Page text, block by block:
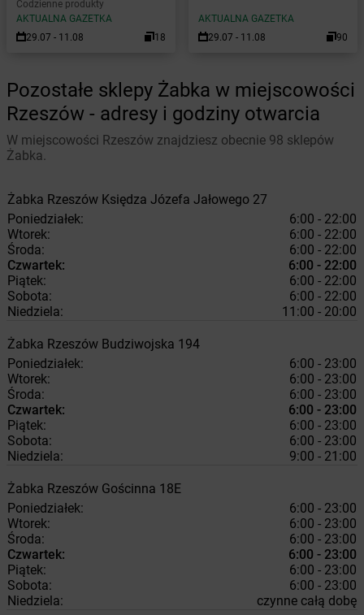
Codzienne produkty
AKTUALNA GAZETKA
29.07 - 11.08
18
AKTUALNA GAZETKA
29.07 - 11.08
90
Pozostałe sklepy Żabka w miejscowości
Rzeszów - adresy i godziny otwarcia
W miejscowości Rzeszów znajdziesz obecnie 98 sklepów
Żabka.
Żabka Rzeszów Księdza Józefa Jałowego 27
Poniedziałek:
6:00 - 22:00
Wtorek:
6:00 - 22:00
Środa:
6:00 - 22:00
Czwartek:
6:00 - 22:00
Piątek:
6:00 - 22:00
Sobota:
6:00 - 22:00
Niedziela:
11:00 - 20:00
Żabka Rzeszów Budziwojska 194
Poniedziałek:
6:00 - 23:00
Wtorek:
6:00 - 23:00
Środa:
6:00 - 23:00
Czwartek:
6:00 - 23:00
Piątek:
6:00 - 23:00
Sobota:
6:00 - 23:00
Niedziela:
9:00 - 21:00
Żabka Rzeszów Gościnna 18E
Poniedziałek:
6:00 - 23:00
Wtorek:
6:00 - 23:00
Środa:
6:00 - 23:00
Czwartek:
6:00 - 23:00
Piątek:
6:00 - 23:00
Sobota:
6:00 - 23:00
Niedziela:
czynne całą dobę